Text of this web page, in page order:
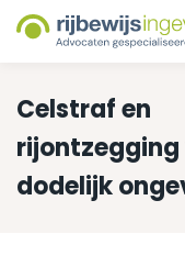
Celstraf en
dodelijk